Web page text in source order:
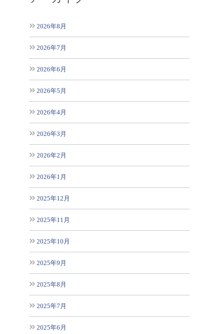
2026年8月
2026年7月
2026年6月
2026年5月
2026年4月
2026年3月
2026年2月
2026年1月
2025年12月
2025年11月
2025年10月
2025年9月
2025年8月
2025年7月
2025年6月